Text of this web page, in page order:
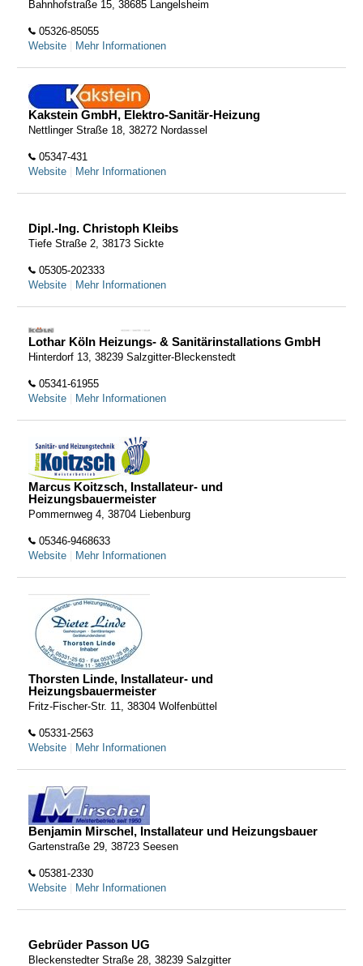
Bahnhofstraße 15, 38685 Langelsheim
05326-85055
Website
Mehr Informationen
Kakstein GmbH, Elektro-Sanitär-Heizung
Nettlinger Straße 18, 38272 Nordassel
05347-431
Website
Mehr Informationen
Dipl.-Ing. Christoph Kleibs
Tiefe Straße 2, 38173 Sickte
05305-202333
Website
Mehr Informationen
Lothar Köln Heizungs- & Sanitärinstallations GmbH
Hinterdorf 13, 38239 Salzgitter-Bleckenstedt
05341-61955
Website
Mehr Informationen
Marcus Koitzsch, Installateur- und
Heizungsbauermeister
Pommernweg 4, 38704 Liebenburg
05346-9468633
Website
Mehr Informationen
Thorsten Linde, Installateur- und
Heizungsbauermeister
Fritz-Fischer-Str. 11, 38304 Wolfenbüttel
05331-2563
Website
Mehr Informationen
Benjamin Mirschel, Installateur und Heizungsbauer
Gartenstraße 29, 38723 Seesen
05381-2330
Website
Mehr Informationen
Gebrüder Passon UG
Bleckenstedter Straße 28, 38239 Salzgitter